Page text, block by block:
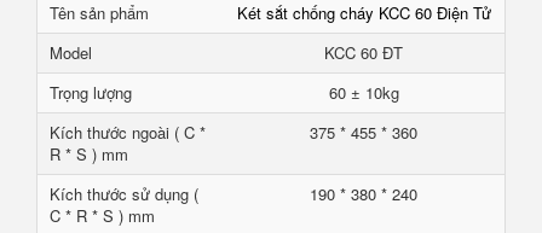
Tên sản phẩm
Két sắt chống cháy KCC 60 Điện Tử
Model
KCC 60 ĐT
Trọng lượng
60 ± 10kg
Kích thước ngoài ( C *
R * S ) mm
375 * 455 * 360
Kích thước sử dụng (
C * R * S ) mm
190 * 380 * 240